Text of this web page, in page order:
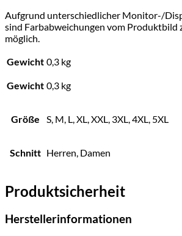
Aufgrund unterschiedlicher Monitor-/
sind Farbabweichungen vom Produktbild
möglich.
Gewicht 0,3 kg
Gewicht 0,3 kg
Größe S, M, L, XL, XXL, 3XL, 4XL, 5XL
Schnitt Herren, Damen
Produktsicherheit
Herstellerinformationen